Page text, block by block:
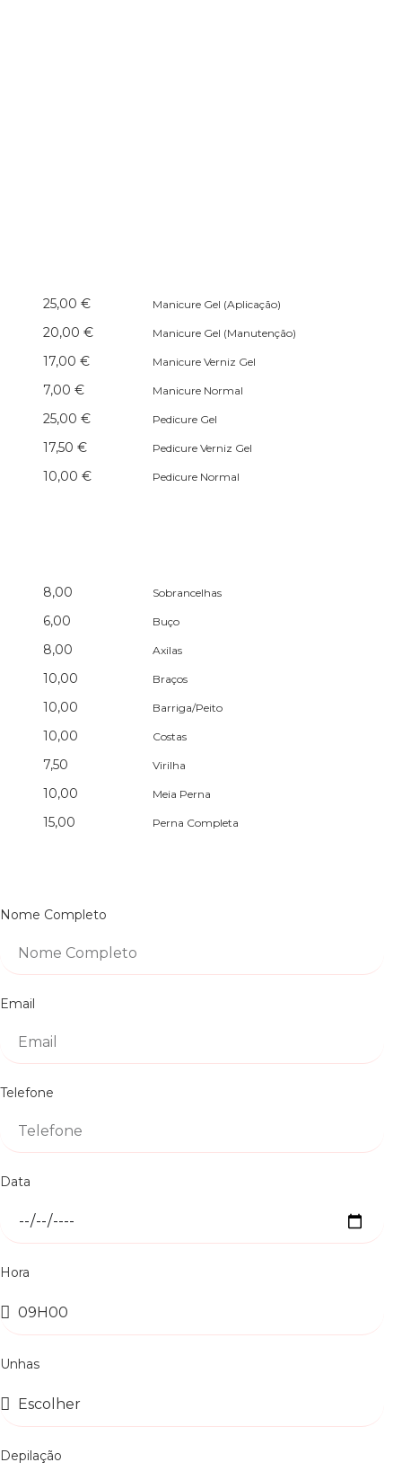
25,00 €
20,00 €
17,00 €
7,00 €
25,00 €
17,50 €
10,00 €
Manicure Gel (Aplicação)
Manicure Gel (Manutenção)
Manicure Verniz Gel
Manicure Normal
Pedicure Gel
Pedicure Verniz Gel
Pedicure Normal
8,00
6,00
8,00
10,00
10,00
10,00
7,50
10,00
15,00
Sobrancelhas
Buço
Axilas
Braços
Barriga/Peito
Costas
Virilha
Meia Perna
Perna Completa
Nome Completo
Email
Telefone
Data
Hora
Unhas
Depilação